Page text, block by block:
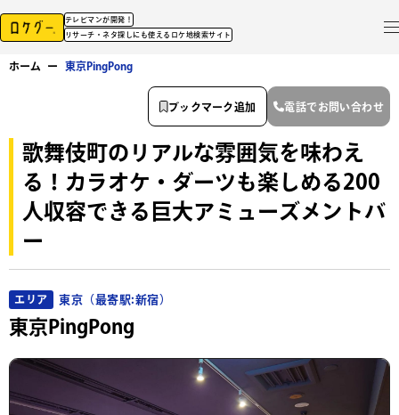
テレビマンが開発！
リサーチ・ネタ探しにも使えるロケ地検索サイト
ホーム ー 東京PingPong
歌舞伎町のリアルな雰囲気を味わえ
る！カラオケ・ダーツも楽しめる200
人収容できる巨大アミューズメントバ
ー
エリア 東京（最寄駅:新宿）
東京PingPong
ブックマーク追加 電話でお問い合わせ